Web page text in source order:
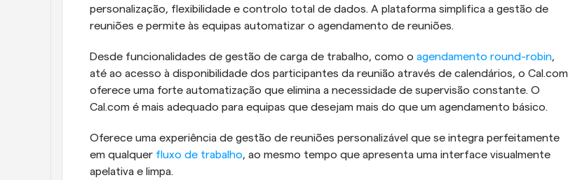
personalização, flexibilidade e controlo total de dados. A plataforma simplifica a gestão de
reuniões e permite às equipas automatizar o agendamento de reuniões.
Desde funcionalidades de gestão de carga de trabalho, como o agendamento round-robin,
até ao acesso à disponibilidade dos participantes da reunião através de calendários, o Cal.com
oferece uma forte automatização que elimina a necessidade de supervisão constante. O
Cal.com é mais adequado para equipas que desejam mais do que um agendamento básico.
Oferece uma experiência de gestão de reuniões personalizável que se integra perfeitamente
em qualquer fluxo de trabalho, ao mesmo tempo que apresenta uma interface visualmente
apelativa e limpa.